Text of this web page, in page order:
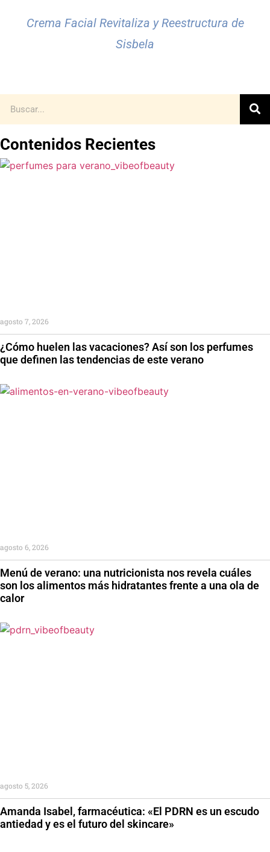
Crema Facial Revitaliza y Reestructura de
Sisbela
Contenidos Recientes
¿Cómo huelen las vacaciones? Así son los perfumes
que definen las tendencias de este verano
agosto 7, 2026
Menú de verano: una nutricionista nos revela cuáles
son los alimentos más hidratantes frente a una ola de
calor
agosto 6, 2026
Amanda Isabel, farmacéutica: «El PDRN es un escudo
antiedad y es el futuro del skincare»
agosto 5, 2026